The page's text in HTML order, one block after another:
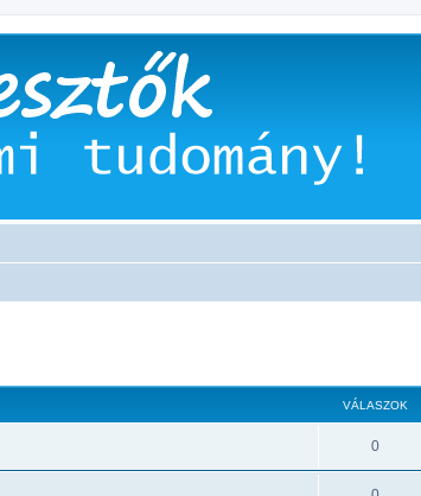
VÁLASZOK
0